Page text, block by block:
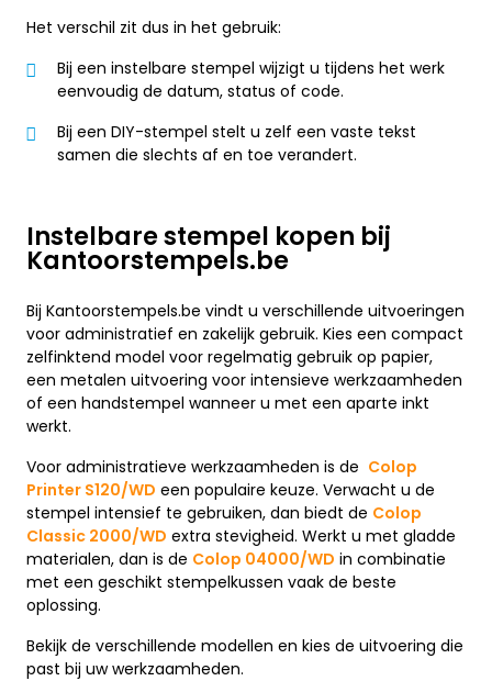
Het verschil zit dus in het gebruik:
Bij een instelbare stempel wijzigt u tijdens het werk
eenvoudig de datum, status of code.
Bij een DIY-stempel stelt u zelf een vaste tekst
samen die slechts af en toe verandert.
Instelbare stempel kopen bij
Kantoorstempels.be
Bij Kantoorstempels.be vindt u verschillende uitvoeringen
voor administratief en zakelijk gebruik. Kies een compact
zelfinktend model voor regelmatig gebruik op papier,
een metalen uitvoering voor intensieve werkzaamheden
of een handstempel wanneer u met een aparte inkt
werkt.
Voor administratieve werkzaamheden is de Colop
Printer S120/WD een populaire keuze. Verwacht u de
stempel intensief te gebruiken, dan biedt de Colop
Classic 2000/WD extra stevigheid. Werkt u met gladde
materialen, dan is de Colop 04000/WD in combinatie
met een geschikt stempelkussen vaak de beste
oplossing.
Bekijk de verschillende modellen en kies de uitvoering die
past bij uw werkzaamheden.